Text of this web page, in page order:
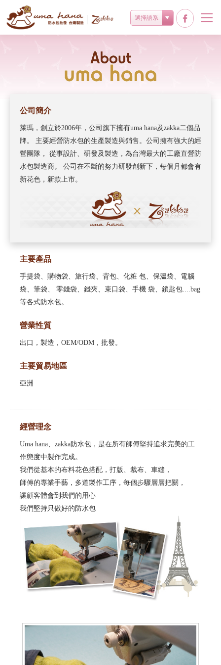
選擇語系
關於umahana
公司簡介
萊瑪，創立於2006年，公司旗下擁有uma hana及zakka二個品
牌。 主要經營防水包的生產製造與銷售。公司擁有強大的經
營團隊， 從事設計、研發及製造，為台灣最大的工廠直營防
水包製造商。 公司在不斷的努力研發創新下，每個月都會有
新花色，新款上市。
主要產品
手提袋、購物袋、旅行袋、背包、化粧 包、保溫袋、電腦
袋、筆袋、
零錢袋、錢夾、束口袋、手機 袋、鎖匙包....bag
等各式防水包。
營業性質
出口，製造，OEM/ODM，批發。
主要貿易地區
亞洲
經營理念
Uma hana、zakka防水包，是在所有師傅堅持追求完美的工
作態度中製作完成。
我們從基本的布料花色搭配，打版、裁布、車縫，
師傅的專業手藝，多道製作工序，每個步驟層層把關，
讓顧客體會到我們的用心
我們堅持只做好的防水包